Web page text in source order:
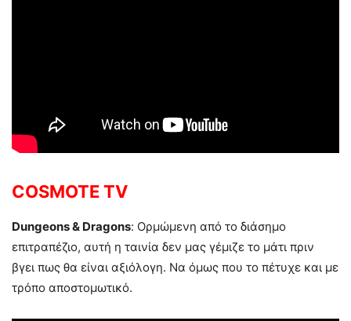
COSMOTE TV
Dungeons & Dragons: Ορμώμενη από το διάσημο
επιτραπέζιο, αυτή η ταινία δεν μας γέμιζε το μάτι πριν
βγει πως θα είναι αξιόλογη. Να όμως που το πέτυχε και με
τρόπο αποστομωτικό.